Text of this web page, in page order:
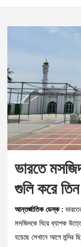
ভারতে
গুলি করে
আন্তর্জাতিক ডেস্ক :
মসজিদকে ঘিরে ব্যাপক
হয়েছে সেখানে আগে মন্দির